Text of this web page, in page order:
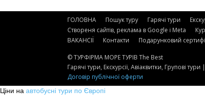
ГОЛОВНА Пошук туру Гарячі тури
Створеня сайтів, реклама в Google і Meta
ВАКАНСІЇ
Контакти Подарунковий
© ТУРФІРМА МОРЕ ТУРІВ The Best
Гарячі тури, Екскурсії, Авіаквитки, Групові
Договір публічної оферти
Ціни на автобусні тури по Європі